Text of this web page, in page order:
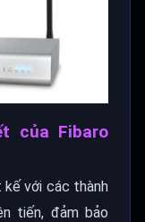
của Fibaro
với các thành
tiến, đảm bảo